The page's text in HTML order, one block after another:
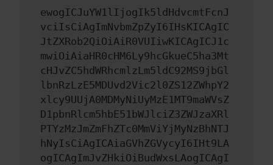
ewogICJuYW1lIjogIk5ldHdvcmtFcnJ
vciIsCiAgImNvbmZpZyI6IHsKICAgIC
JtZXRob2QiOiAiR0VUIiwKICAgICJ1c
mwiOiAiaHR0cHM6Ly9hcGkueC5ha3Mt
cHJvZC5hdWRhcmlzLm5ldC92MS9jbGl
lbnRzLzE5MDUvd2Vic2l0ZS12ZWhpY2
xlcy9UUjA0MDMyNiUyMzE1MT9maWVsZ
D1pbnRlcm5hbE51bWJlciZ3ZWJzaXRl
PTYzMzJmZmFhZTc0MmViYjMyNzBhNTJ
hNyIsCiAgICAiaGVhZGVycyI6IHt9LA
ogICAgImJvZHkiOiBudWxsLAogICAgI